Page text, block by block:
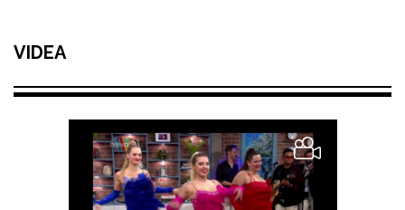
VIDEA